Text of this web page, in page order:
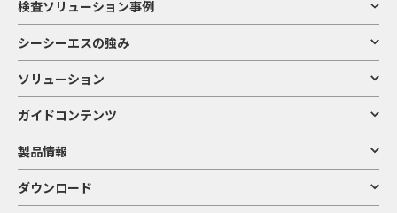
検査ソリューション事例
シーシーエスの強み
ソリューション
ガイドコンテンツ
製品情報
ダウンロード